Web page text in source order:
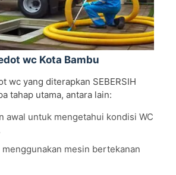
wc Kota Bambu
wc yang diterapkan SEBERSIH
tahap utama, antara lain:
awal untuk mengetahui kondisi WC
mesin bertekanan